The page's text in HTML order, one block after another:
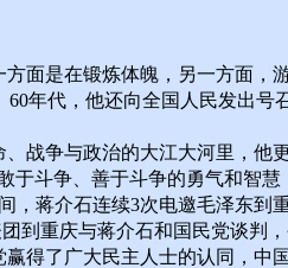
面是在锻炼体魄，另一方面
年代，他还向全国人民发出
战争与政治的大江大河里，
斗争、善于斗争的勇气和智
，蒋介石连续3次电邀毛泽东
到重庆与蒋介石和国民党谈判
得了广大民主人士的认同，